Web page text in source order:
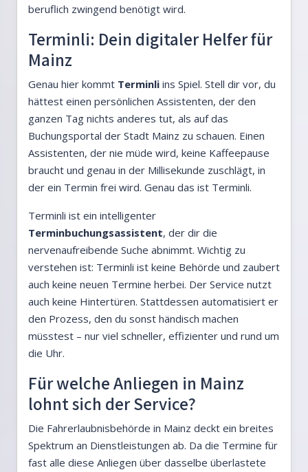
beruflich zwingend benötigt wird.
Terminli: Dein digitaler Helfer für
Mainz
Genau hier kommt Terminli ins Spiel. Stell dir vor, du
hättest einen persönlichen Assistenten, der den
ganzen Tag nichts anderes tut, als auf das
Buchungsportal der Stadt Mainz zu schauen. Einen
Assistenten, der nie müde wird, keine Kaffeepause
braucht und genau in der Millisekunde zuschlägt, in
der ein Termin frei wird. Genau das ist Terminli.
Terminli ist ein intelligenter
Terminbuchungsassistent, der dir die
nervenaufreibende Suche abnimmt. Wichtig zu
verstehen ist: Terminli ist keine Behörde und zaubert
auch keine neuen Termine herbei. Der Service nutzt
auch keine Hintertüren. Stattdessen automatisiert er
den Prozess, den du sonst händisch machen
müsstest – nur viel schneller, effizienter und rund um
die Uhr.
Für welche Anliegen in Mainz
lohnt sich der Service?
Die Fahrerlaubnisbehörde in Mainz deckt ein breites
Spektrum an Dienstleistungen ab. Da die Termine für
fast alle diese Anliegen über dasselbe überlastete